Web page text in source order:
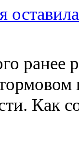
ранее
Как